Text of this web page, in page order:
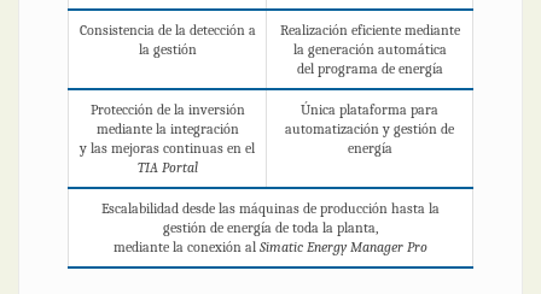
Consistencia de la detección a
la gestión
Realización eficiente mediante
la generación automática
del programa de energía
Protección de la inversión
mediante la integración
y las mejoras continuas en el
TIA Portal
Única plataforma para
automatización y gestión de
energía
Escalabilidad desde las máquinas de producción hasta la
gestión de energía de toda la planta,
mediante la conexión al Simatic Energy Manager Pro